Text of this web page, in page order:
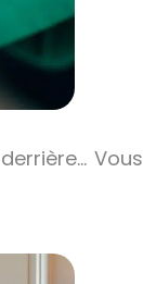
Vous